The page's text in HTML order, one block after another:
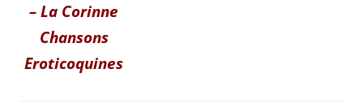
– La Corinne
Chansons
Eroticoquines